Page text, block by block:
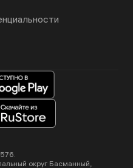
округ Басманный,